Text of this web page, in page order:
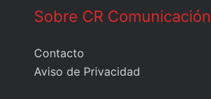
Sobre CR Comunicación
Contacto
Aviso de Privacidad